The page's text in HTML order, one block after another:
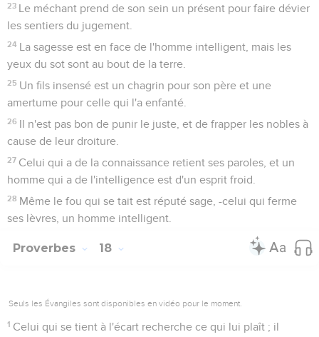
23 Le méchant prend de son sein un présent pour faire dévier
les sentiers du jugement.
24 La sagesse est en face de l'homme intelligent, mais les
yeux du sot sont au bout de la terre.
25 Un fils insensé est un chagrin pour son père et une
amertume pour celle qui l'a enfanté.
26 Il n'est pas bon de punir le juste, et de frapper les nobles à
cause de leur droiture.
27 Celui qui a de la connaissance retient ses paroles, et un
homme qui a de l'intelligence est d'un esprit froid.
28 Même le fou qui se tait est réputé sage, -celui qui ferme
ses lèvres, un homme intelligent.
Proverbes 18
Seuls les Évangiles sont disponibles en vidéo pour le moment.
1 Celui qui se tient à l'écart recherche ce qui lui plaît ; il